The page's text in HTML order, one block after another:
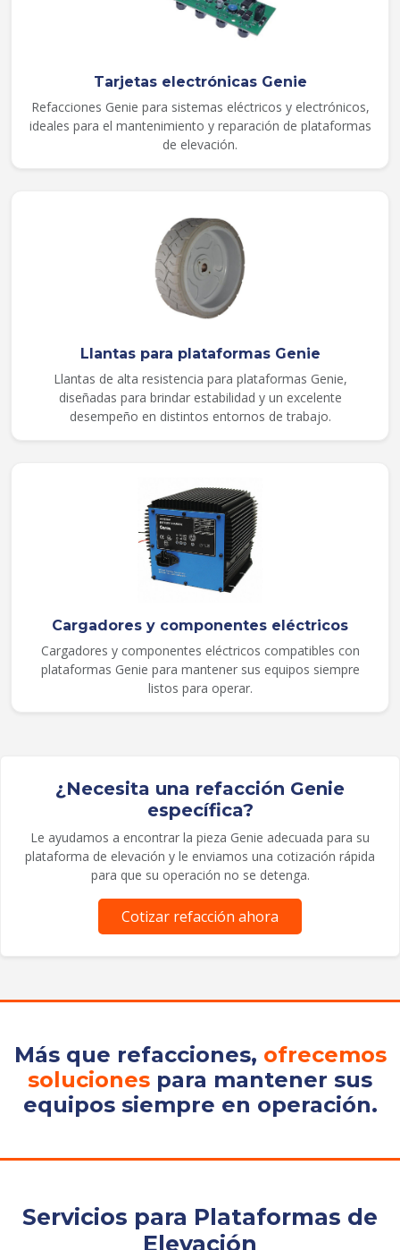
Tarjetas electrónicas Genie
Refacciones Genie para sistemas eléctricos y electrónicos,
ideales para el mantenimiento y reparación de plataformas
de elevación.
Llantas para plataformas Genie
Llantas de alta resistencia para plataformas Genie,
diseñadas para brindar estabilidad y un excelente
desempeño en distintos entornos de trabajo.
Cargadores y componentes eléctricos
Cargadores y componentes eléctricos compatibles con
plataformas Genie para mantener sus equipos siempre
listos para operar.
¿Necesita una refacción Genie
específica?
Le ayudamos a encontrar la pieza Genie adecuada para su
plataforma de elevación y le enviamos una cotización rápida
para que su operación no se detenga.
Cotizar refacción ahora
Más que refacciones, ofrecemos
soluciones para mantener sus
equipos siempre en operación.
Servicios para Plataformas de
Elevación